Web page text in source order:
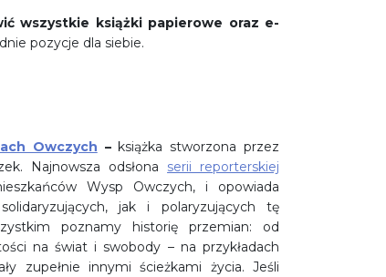
wszystkie książki papierowe oraz e-
pozycje dla siebie.
Owczych –książka stworzona przez
Najnowsza odsłona serii reporterskiej
Wysp Owczych, i opowiada
jak i polaryzujących tę
poznamy historię przemian: od
na świat i swobody – na przykładach
zupełnie innymi ścieżkami życia. Jeśli